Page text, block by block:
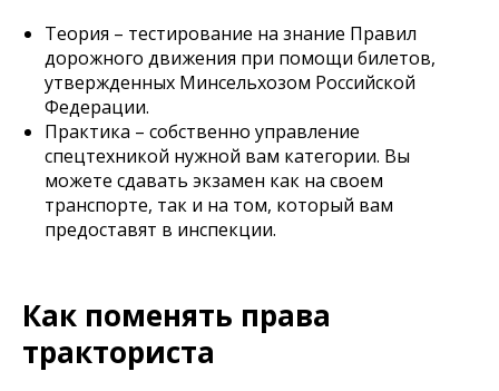
Теория – тестирование на знание Правил
дорожного движения при помощи билетов,
утвержденных Минсельхозом Российской
Федерации.
Практика – собственно управление
спецтехникой нужной вам категории. Вы
можете сдавать экзамен как на своем
транспорте, так и на том, который вам
предоставят в инспекции.
Как поменять права
тракториста